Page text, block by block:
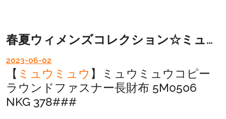
春夏ウィメンズコレクション☆ミュウミュウコピー長財布
2023-06-02
【 ミュウミュウ 】ミュウミュウコピー
ラウンドファスナー長財布 5M0506
NKG 378###